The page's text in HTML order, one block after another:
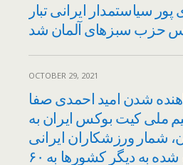
پور سیاستمدار ایرانی تبار
حزب سبزهای آلمان شد
OCTOBER 29, 2021
شدن امید احمدی صفا
ملی کیت بوکس ایران به
شمار ورزشکاران ایرانی
پناهنده شده به دیگر کشورها به ۶۰